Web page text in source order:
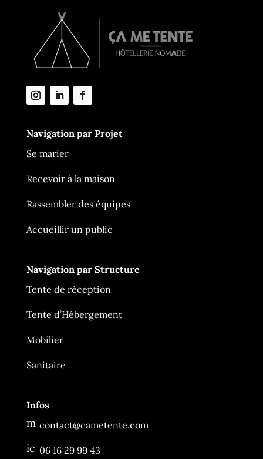
Navigation par Projet
Se marier
Recevoir à la maison
Rassembler des équipes
Accueillir un public
Navigation par Structure
Tente de réception
Tente d’Hébergement
Mobilier
Sanitaire
Infos
m
sa
g
contact@cametente.com
ic 06 16 29 99 43
Ça Me Tente
En ligne